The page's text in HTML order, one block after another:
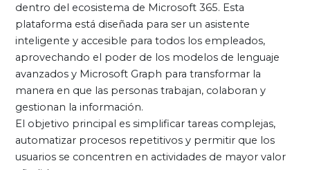
dentro del ecosistema de Microsoft 365. Esta
plataforma está diseñada para ser un asistente
inteligente y accesible para todos los empleados,
aprovechando el poder de los modelos de lenguaje
avanzados y Microsoft Graph para transformar la
manera en que las personas trabajan, colaboran y
gestionan la información.
El objetivo principal es simplificar tareas complejas,
automatizar procesos repetitivos y permitir que los
usuarios se concentren en actividades de mayor valor